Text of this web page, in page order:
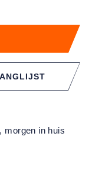
morgen in huis